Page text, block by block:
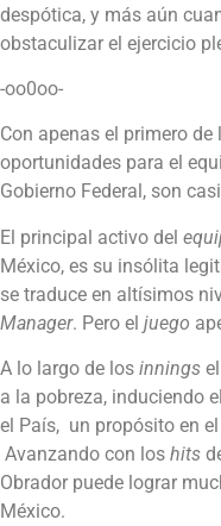
despótica, y más aún
obstaculizar el ejercicio
-oo0oo-
Con apenas el primero
oportunidades para el
Gobierno Federal, son
El principal activo del
México, es su insólita
se traduce en altísimos
Manager. Pero el juego
A lo largo de los innings
a la pobreza, induciendo
el País, un propósito en
Avanzando con los hits
Obrador puede lograr
México.